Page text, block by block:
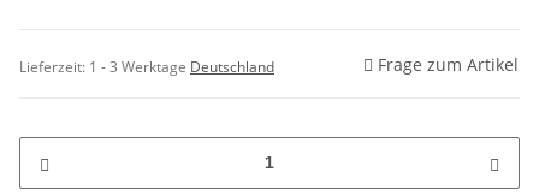
Lieferzeit: 1 - 3 Werktage Deutschland Frage zum Artikel